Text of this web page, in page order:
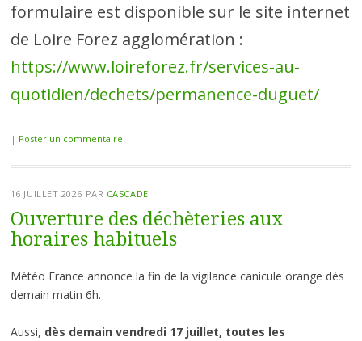
formulaire est disponible sur le site internet
de Loire Forez agglomération :
https://www.loireforez.fr/services-au-
quotidien/dechets/permanence-duguet/
| Poster un commentaire
16 JUILLET 2026 PAR CASCADE
Ouverture des déchèteries aux
horaires habituels
Météo France annonce la fin de la vigilance canicule orange dès
demain matin 6h.
Aussi, dès demain vendredi 17 juillet, toutes les